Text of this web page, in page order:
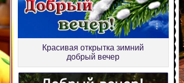
Красивая открытка зимний
добрый вечер